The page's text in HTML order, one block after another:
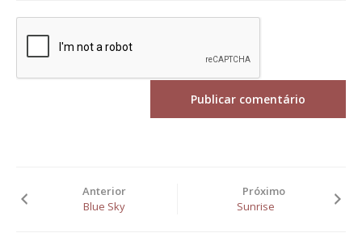
Anterior
Blue Sky
Próximo
Sunrise